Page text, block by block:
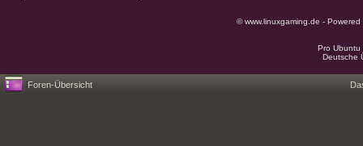
© www.linuxgaming.de -
Pro
Deutsche
Foren-Übersicht